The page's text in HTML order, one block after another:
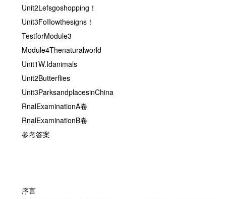
Unit2Lefsgoshopping！
Unit3FoIIowthesigns！
TestforModule3
Module4Thenaturalworld
Unit1W.Idanimals
Unit2Butterflies
Unit3ParksandplacesinChina
RnalExaminationA卷
RnalExaminationB卷
参考答案
序言